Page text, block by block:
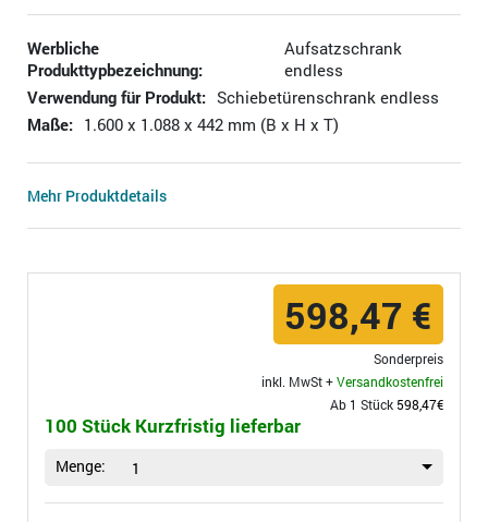
Werbliche
Produkttypbezeichnung:
Aufsatzschrank
endless
Verwendung für Produkt: Schiebetürenschrank endless
Maße: 1.600 x 1.088 x 442 mm (B x H x T)
Mehr Produktdetails
598,47 €
Sonderpreis
inkl. MwSt +Versandkostenfrei
Ab 1 Stück 598,47€
100 Stück Kurzfristig lieferbar
Menge: 1